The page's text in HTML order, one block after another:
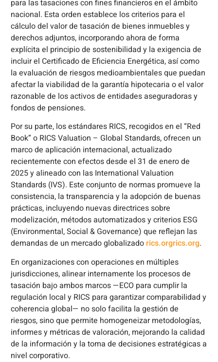
para las tasaciones con fines financieros en el ámbito
nacional. Esta orden establece los criterios para el
cálculo del valor de tasación de bienes inmuebles y
derechos adjuntos, incorporando ahora de forma
explícita el principio de sostenibilidad y la exigencia de
incluir el Certificado de Eficiencia Energética, así como
la evaluación de riesgos medioambientales que puedan
afectar la viabilidad de la garantía hipotecaria o el valor
razonable de los activos de entidades aseguradoras y
fondos de pensiones.
Por su parte, los estándares RICS, recogidos en el “Red
Book” o RICS Valuation – Global Standards, ofrecen un
marco de aplicación internacional, actualizado
recientemente con efectos desde el 31 de enero de
2025 y alineado con las International Valuation
Standards (IVS). Este conjunto de normas promueve la
consistencia, la transparencia y la adopción de buenas
prácticas, incluyendo nuevas directrices sobre
modelización, métodos automatizados y criterios ESG
(Environmental, Social & Governance) que reflejan las
demandas de un mercado globalizado rics.orgrics.org.
En organizaciones con operaciones en múltiples
jurisdicciones, alinear internamente los procesos de
tasación bajo ambos marcos —ECO para cumplir la
regulación local y RICS para garantizar comparabilidad y
coherencia global— no solo facilita la gestión de
riesgos, sino que permite homogeneizar metodologías,
informes y métricas de valoración, mejorando la calidad
de la información y la toma de decisiones estratégicas a
nivel corporativo.